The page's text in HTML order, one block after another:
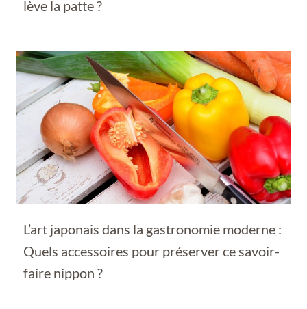
lève la patte ?
L’art japonais dans la gastronomie moderne :
Quels accessoires pour préserver ce savoir-
faire nippon ?